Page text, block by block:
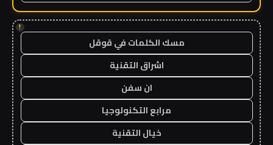
!
مسك الكلمات في قوقل
اشراق التقنية
ان سفن
مرابع التكنولوجيا
خيال التقنية